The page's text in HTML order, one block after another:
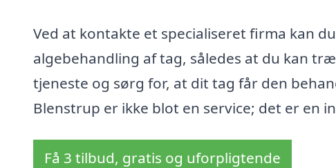
Ved at kontakte et specialiseret firma kan
algebehandling af tag, således at du kan
tjeneste og sørg for, at dit tag får den
Blenstrup er ikke blot en service; det er en
Få 3 tilbud, gratis og uforpligtende